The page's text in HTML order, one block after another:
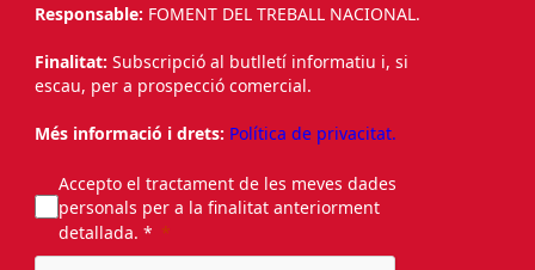
Responsable: FOMENT DEL TREBALL NACIONAL.
Finalitat: Subscripció al butlletí informatiu i, si
escau, per a prospecció comercial.
Més informació i drets: Política de privacitat.
Accepto el tractament de les meves dades
personals per a la finalitat anteriorment
detallada. *